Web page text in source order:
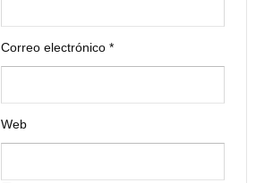
Correo electrónico*
Web